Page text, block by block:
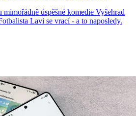
úspěšné komedie Vyšehrad
Lavi se vrací - a to naposledy.